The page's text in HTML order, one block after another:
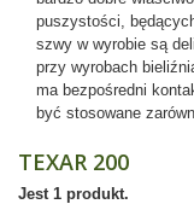
puszystości,
szwy w wyrobie są
przy wyrobach
ma bezpośredni
być stosowane
TEXAR 200
Jest 1 produkt.